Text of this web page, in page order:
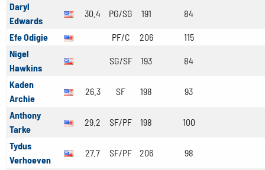
Daryl
Edwards
30.4 PG/SG 191 84
Efe Odigie PF/C 206
115
Nigel
Hawkins
SG/SF 193 84
Kaden
Archie
26.3 SF 198 93
Anthony
Tarke
29.2 SF/PF 198 100
Tydus
Verhoeven
27.7 SF/PF 206 98